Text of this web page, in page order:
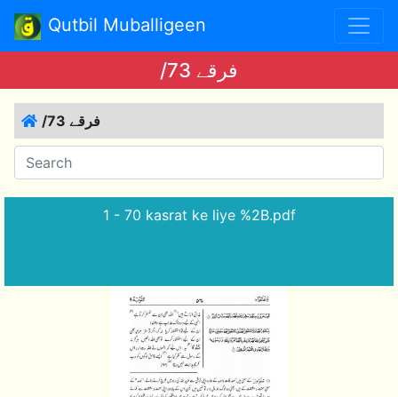
Qutbil Muballigeen
/73 فرقے
/73 فرقے
1 - 70 kasrat ke liye %2B.pdf